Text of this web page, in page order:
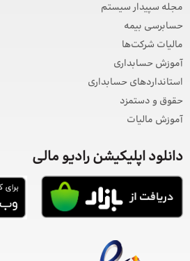
مجله سپیدار سیستم
حسابرسی بیمه
مالیات شرکت‌ها
آموزش حسابداری
استانداردهای حسابداری
حقوق و دستمزد
آموزش مالیات
دانلود اپلیکیشن رادیو مالی